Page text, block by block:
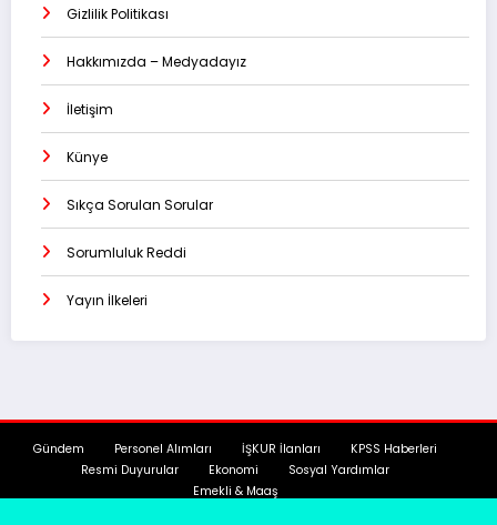
Gizlilik Politikası
Hakkımızda – Medyadayız
İletişim
Künye
Sıkça Sorulan Sorular
Sorumluluk Reddi
Yayın İlkeleri
Gündem Personel Alımları İŞKUR İlanları
KPSS Haberleri
Resmi Duyurular
Ekonomi
Sosyal Yardımlar
Emekli & Maaş